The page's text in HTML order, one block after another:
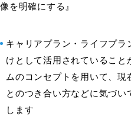
像を明確にする』
キャリアプラン・ライフプ
けとして活用されているこ
ムのコンセプトを用いて、
とのつき合い方などに気づ
します